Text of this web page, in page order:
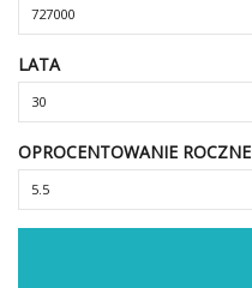
LATA
OPROCENTOWANIE ROCZNE